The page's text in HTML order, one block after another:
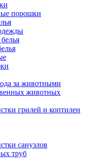
порошки
за животными
животных
грилей и коптилен
санузлов
труб